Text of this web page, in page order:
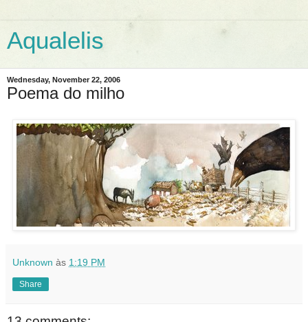
Aqualelis
Wednesday, November 22, 2006
Poema do milho
Unknown às 1:19 PM
Share